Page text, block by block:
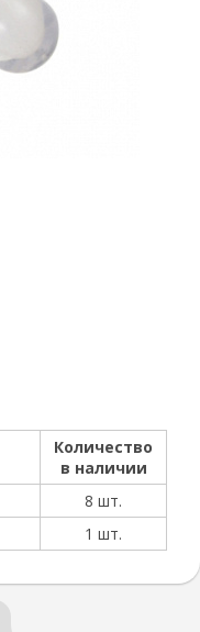
Количество
в наличии
8 шт.
1 шт.